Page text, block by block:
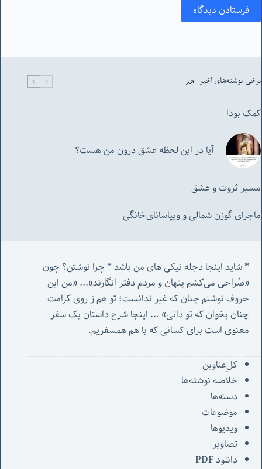
فرستادن دیدگاه
برخی نوشته‌های اخیر
کمک بودا
آیا در این لحظه عشق درون من هست؟
مسیر ثروت و عشق
ماجرای گوزن شمالی و‌ ویپاسانای‌خانگی
«صُراحی می‌کشم پنهان‌ و مردم‌ دفتر انگارند»... «
چنان بخوان که تو دانی» ...
معنوی است برای کسانی که با هم همسفریم.
کل‌ِعناوین
خلاصه نوشته‌ها
دسته‌ها
موضوعات
ویدیوها
تصاویر
دانلود PDF